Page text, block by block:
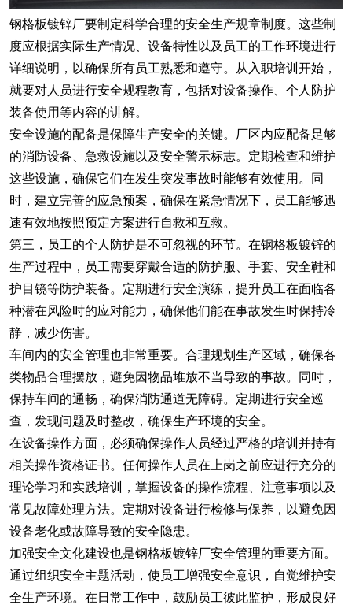
钢格板镀锌厂要制定科学合理的安全生产规章制度。这些制
度应根据实际生产情况、设备特性以及员工的工作环境进行
详细说明，以确保所有员工熟悉和遵守。从入职培训开始，
就要对人员进行安全规程教育，包括对设备操作、个人防护
装备使用等内容的讲解。
安全设施的配备是保障生产安全的关键。厂区内应配备足够
的消防设备、急救设施以及安全警示标志。定期检查和维护
这些设施，确保它们在发生突发事故时能够有效使用。同
时，建立完善的应急预案，确保在紧急情况下，员工能够迅
速有效地按照预定方案进行自救和互救。
第三，员工的个人防护是不可忽视的环节。在钢格板镀锌的
生产过程中，员工需要穿戴合适的防护服、手套、安全鞋和
护目镜等防护装备。定期进行安全演练，提升员工在面临各
种潜在风险时的应对能力，确保他们能在事故发生时保持冷
静，减少伤害。
车间内的安全管理也非常重要。合理规划生产区域，确保各
类物品合理摆放，避免因物品堆放不当导致的事故。同时，
保持车间的通畅，确保消防通道无障碍。定期进行安全巡
查，发现问题及时整改，确保生产环境的安全。
在设备操作方面，必须确保操作人员经过严格的培训并持有
相关操作资格证书。任何操作人员在上岗之前应进行充分的
理论学习和实践培训，掌握设备的操作流程、注意事项以及
常见故障处理方法。定期对设备进行检修与保养，以避免因
设备老化或故障导致的安全隐患。
加强安全文化建设也是钢格板镀锌厂安全管理的重要方面。
通过组织安全主题活动，使员工增强安全意识，自觉维护安
全生产环境。在日常工作中，鼓励员工彼此监护，形成良好